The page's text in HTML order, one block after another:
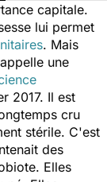
capitale.
lui permet
. Mais
une
2017. Il est
cru
stérile. C'est
des
Elles